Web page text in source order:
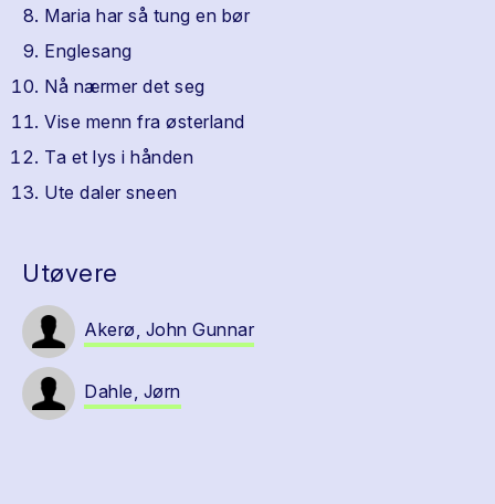
Maria har så tung en bør
Englesang
Nå nærmer det seg
Vise menn fra østerland
Ta et lys i hånden
Ute daler sneen
Utøvere
Akerø, John Gunnar
Dahle, Jørn